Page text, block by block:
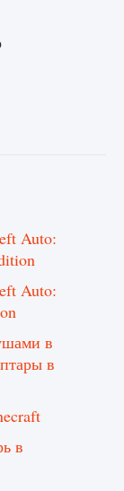
0
Auto:
Auto:
в
в
в